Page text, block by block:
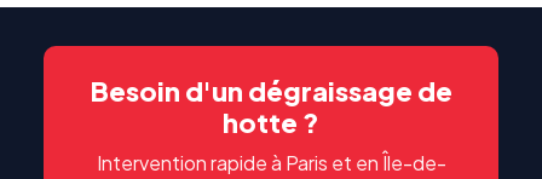
Besoin d'un dégraissage de
hotte ?
Intervention rapide à Paris et en Île-de-